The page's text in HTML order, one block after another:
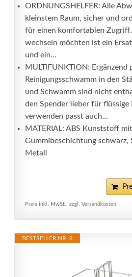
ORDNUNGSHELFER: Alle
kleinstem Raum, sicher und
für einen komfortablen Zugriff.
wechseln möchten ist ein
und ein...
MULTIFUNKTION: Ergänzend
Reinigungsschwamm in den
und Schwamm sind nicht
den Spender lieber für flüssige
verwenden passt auch...
MATERIAL: ABS Kunststoff mit
Gummibeschichtung schwarz,
Metall
Preis inkl. MwSt., zzgl. Versandkosten
BESTSELLER NR. 8